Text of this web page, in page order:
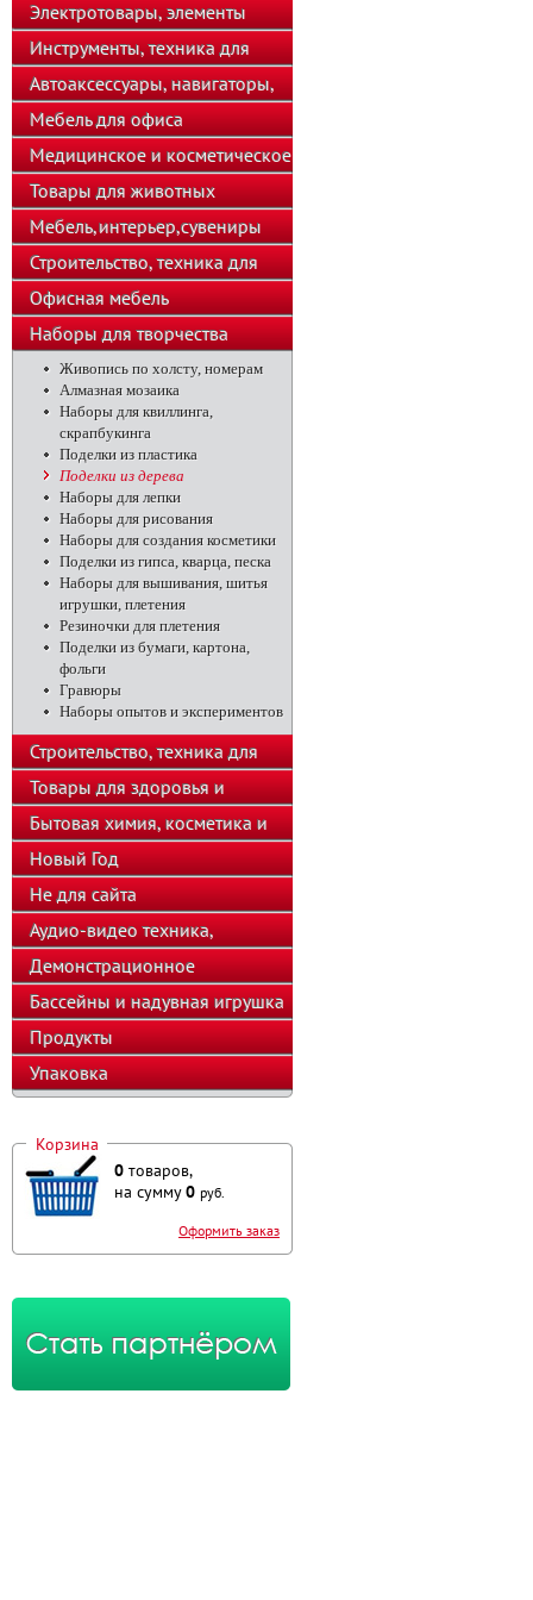
телефоны
Электротовары, элементы
питания, освещение
Инструменты, техника для
подсобного хозяйства
Автоаксессуары, навигаторы,
автозвук
Мебель для офиса
Медицинское и косметическое
оборудование
Товары для животных
Мебель,интерьер,сувениры
Строительство, техника для
хозяйства
Офисная мебель
Наборы для творчества
Живопись по холсту, номерам
Алмазная мозаика
Наборы для квиллинга,
скрапбукинга
Поделки из пластика
Поделки из дерева
Наборы для лепки
Наборы для рисования
Наборы для создания косметики
Поделки из гипса, кварца, песка
Наборы для вышивания, шитья
игрушки, плетения
Резиночки для плетения
Поделки из бумаги, картона,
фольги
Гравюры
Наборы опытов и экспериментов
Строительство, техника для
подсобного хозяйства
Товары для здоровья и
красоты
Бытовая химия, косметика и
парфюмерия
Новый Год
Не для сайта
Аудио-видео техника,
телефоны, калькуляторы
Демонстрационное
оборудование
Бассейны и надувная игрушка
Продукты
Упаковка
Корзина
0 товаров,
на сумму0 руб.
Оформить заказ